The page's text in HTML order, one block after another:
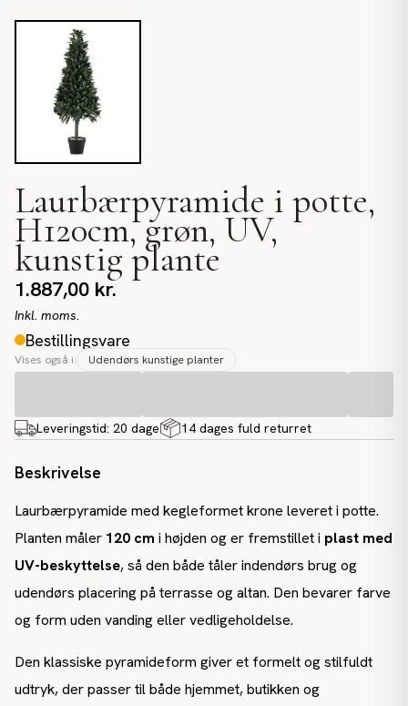
Laurbærpyramide i potte,
H120cm, grøn, UV,
kunstig plante
1.887,00 kr.
Inkl. moms.
Bestillingsvare
Vises også i: Udendørs kunstige planter
Leveringstid: 20 dage 14 dages fuld returret
Beskrivelse
Laurbærpyramide med kegleformet krone leveret i potte.
Planten måler 120 cm i højden og er fremstillet i plast med
UV-beskyttelse, så den både tåler indendørs brug og
udendørs placering på terrasse og altan. Den bevarer farve
og form uden vanding eller vedligeholdelse.
Den klassiske pyramideform giver et formelt og stilfuldt
udtryk, der passer til både hjemmet, butikken og